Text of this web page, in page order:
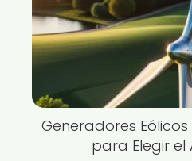
Generadores
para Elegir